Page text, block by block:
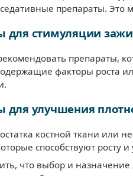
препараты. Это
для стимуляции
препараты,
факторы роста
для улучшения
костной ткани или
способствуют росту
что выбор и